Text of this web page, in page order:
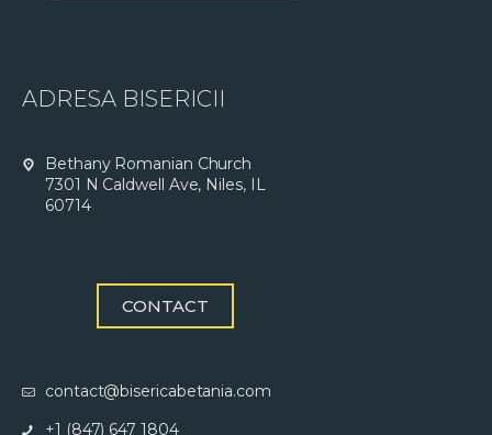
ADRESA BISERICII
Bethany Romanian Church
7301 N Caldwell Ave, Niles, IL
60714
CONTACT
contact@bisericabetania.com
+1 (847) 647 1804